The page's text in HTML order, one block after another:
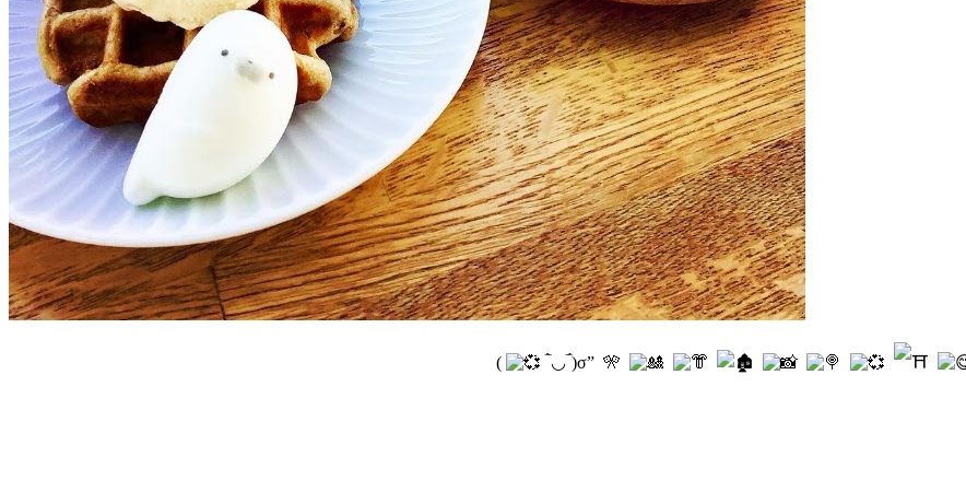
( ‾̀◡‾́)σ” 🎌